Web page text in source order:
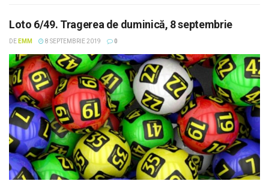
Loto 6/49. Tragerea de duminică, 8 septembrie
DE EMM 8 SEPTEMBRIE 2019 0